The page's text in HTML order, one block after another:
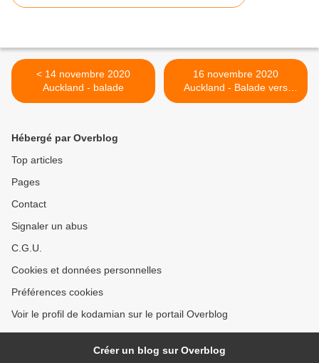
< 14 novembre 2020
Auckland - balade
16 novembre 2020
Auckland - Balade vers
Cornwall Park >
Hébergé par Overblog
Top articles
Pages
Contact
Signaler un abus
C.G.U.
Cookies et données personnelles
Préférences cookies
Voir le profil de kodamian sur le portail Overblog
Créer un blog sur Overblog